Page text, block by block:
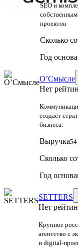
SEO и
проектов
Сколько
Год
О’Смысле
Нет
создаёт
бизнеса.
Выручка
Сколько
Год
SETTERS
Нет
Крупное
агентство с
и